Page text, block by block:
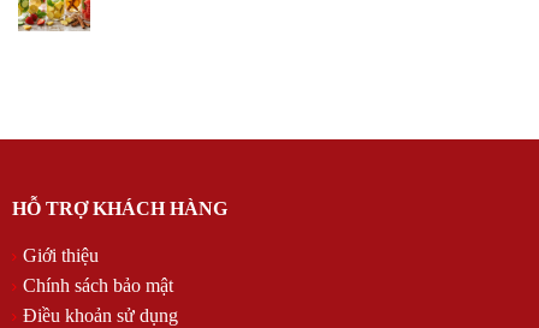
HỖ TRỢ KHÁCH HÀNG
Giới thiệu
Chính sách bảo mật
Điều khoản sử dụng